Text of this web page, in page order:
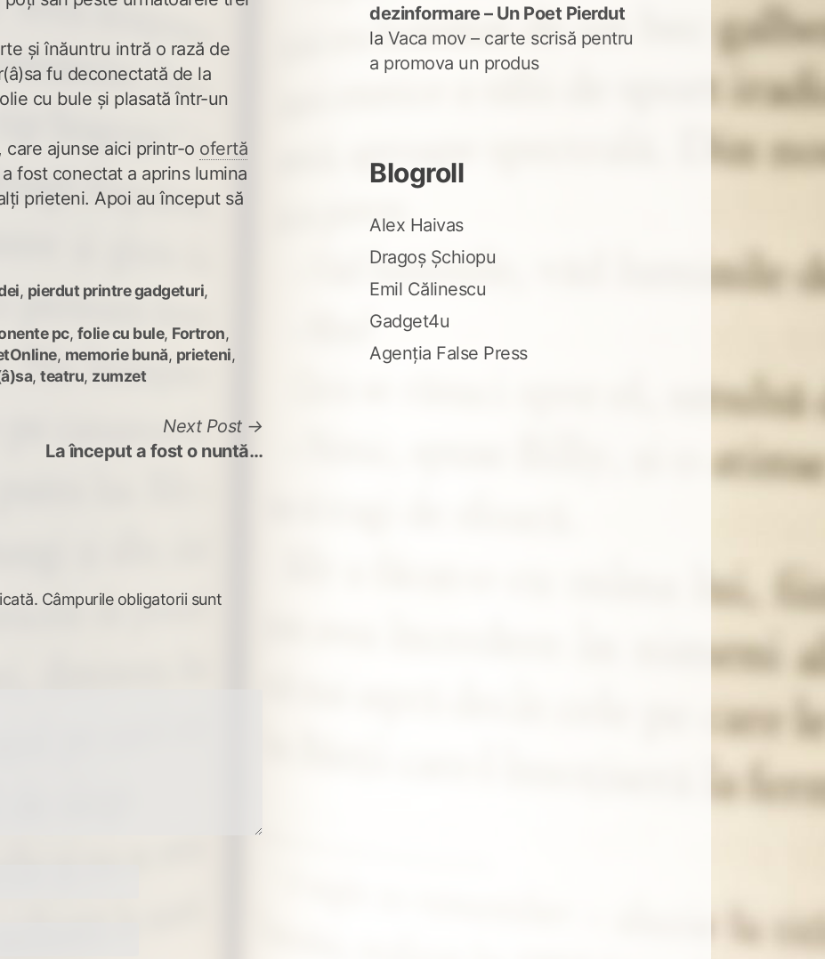
și înăuntru intră o rază de
fu deconectată de la
cu bule și plasată într-un
ajunse aici printr-o ofertă
fost conectat a aprins lumina
prieteni. Apoi au început să
, pierdut printre gadgeturi,
pc, folie cu bule, Fortron,
, memorie bună, prieteni,
,teatru, zumzet
Next Post
post:
La început a fost o nuntă…
Câmpurile obligatorii sunt
dezinformare – Un Poet Pierdut
la Vaca mov – carte scrisă pentru
a promova un produs
Blogroll
Alex Haivas
Dragoș Șchiopu
Emil Călinescu
Gadget4u
Agenția False Press